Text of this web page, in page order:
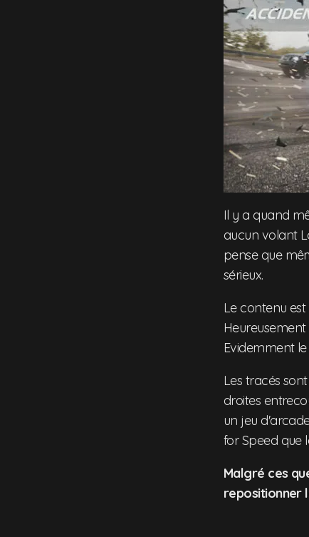
Il y a quand
aucun volant
pense que
sérieux.
Le contenu
Evidemment
Les tracés
droites
un jeu
for Speed que
Malgré ces
repositionner